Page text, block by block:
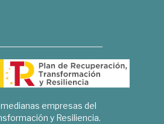
empresas del
y Resiliencia.